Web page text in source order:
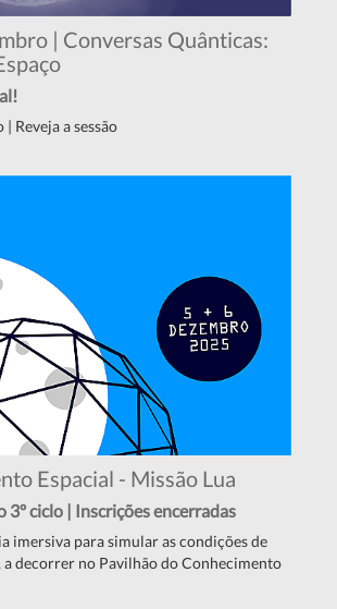
| Conversas Quânticas:
Reveja a sessão
Espacial - Missão Lua
3º ciclo | Inscrições encerradas
imersiva para simular as condições de
a decorrer no Pavilhão do Conhecimento